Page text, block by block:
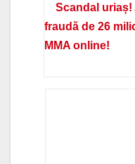
Scandal
fraudă de 26
MMA online!